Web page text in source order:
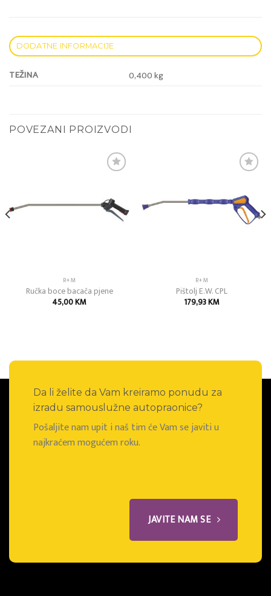
DODATNE INFORMACIJE
TEŽINA 0,400 kg
POVEZANI PROIZVODI
R+M
Ručka boce bacača pjene
45,00KM
R+M
Pištolj E.W. CPL
179,93KM
Da li želite da Vam kreiramo ponudu za
izradu samouslužne autopraonice?
Pošaljite nam upit i naš tim će Vam se javiti u
najkraćem mogućem roku.
JAVITE NAM SE